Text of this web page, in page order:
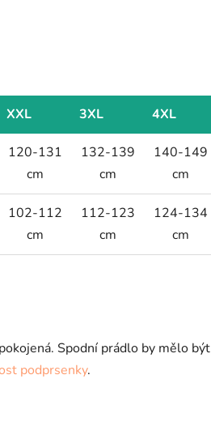
XXL 3XL 4XL
120-131
cm
132-139
cm
140-149
cm
102-112
cm
112-123
cm
124-134
cm
Spodní prádlo by mělo být
podprsenky.